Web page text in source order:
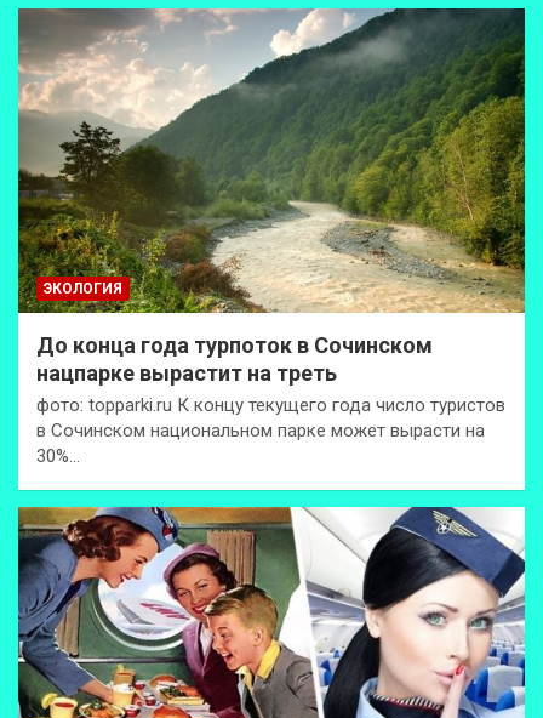
ЭКОЛОГИЯ
До конца года турпоток в Сочинском
нацпарке вырастит на треть
фото: topparki.ru К концу текущего года число туристов
в Сочинском национальном парке может вырасти на
30%…